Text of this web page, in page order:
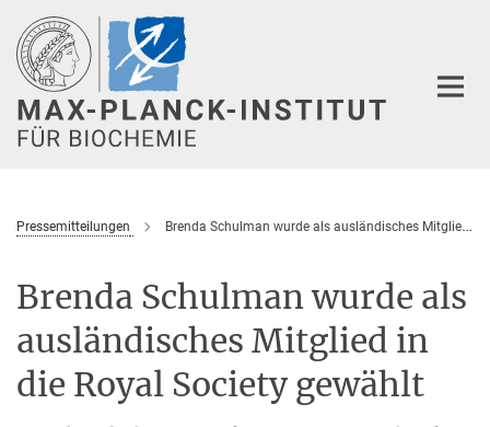
Hauptinhalt
Pressemitteilungen Brenda Schulman wurde als ausländisches Mitglied in die Royal Society gewählt
Brenda Schulman wurde als
ausländisches Mitglied in
die Royal Society gewählt